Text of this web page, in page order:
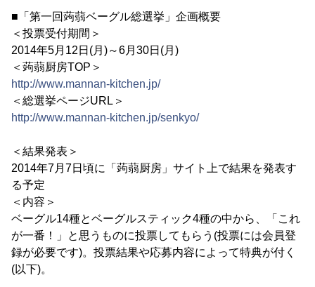
■「第一回蒟蒻ベーグル総選挙」企画概要
＜投票受付期間＞
2014年5月12日(月)～6月30日(月)
＜蒟蒻厨房TOP＞
http://www.mannan-kitchen.jp/
＜総選挙ページURL＞
http://www.mannan-kitchen.jp/senkyo/
＜結果発表＞
2014年7月7日頃に「蒟蒻厨房」サイト上で結果を発表す
る予定
＜内容＞
ベーグル14種とベーグルスティック4種の中から、「これ
が一番！」と思うものに投票してもらう(投票には会員登
録が必要です)。投票結果や応募内容によって特典が付く
(以下)。